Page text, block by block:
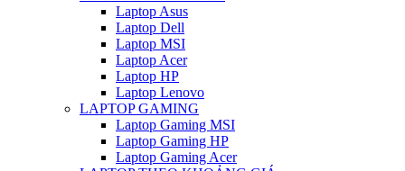
Laptop Asus
Laptop Dell
Laptop MSI
Laptop Acer
Laptop HP
Laptop Lenovo
LAPTOP GAMING
Laptop Gaming MSI
Laptop Gaming HP
Laptop Gaming Acer